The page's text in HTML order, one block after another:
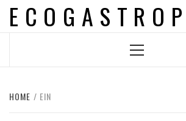
Skip
Menu
HOME EIN